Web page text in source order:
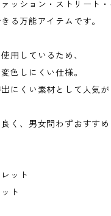
ッション・ストリート
る万能アイテムです。
用しているため、
色しにくい仕様。
にくい素材として人気が
く、男女問わずおすすめ
ット
ト